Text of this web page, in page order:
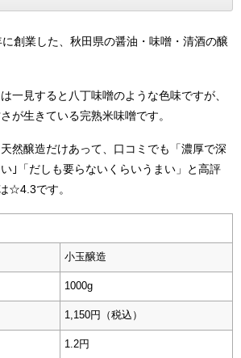
創業した、秋田県の醤油・味噌・清酒の醸
一見すると八丁味噌のような色味ですが、
が生きている完熟米味噌です。
然醸造だけあって、口コミでも「濃厚で深
｣「だしも要らないくらいうまい」と高評
☆4.3です。
小玉醸造
1000g
1,150円（税込）
1.2円